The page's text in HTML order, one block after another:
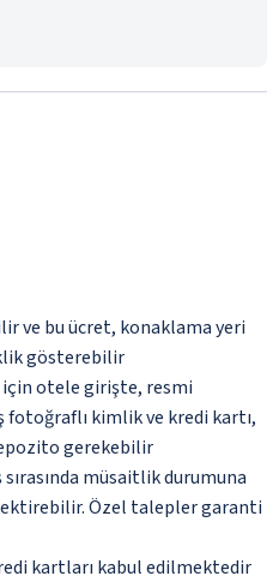
ve bu ücret, konaklama yeri
gösterebilir
için otele girişte, resmi
kimlik ve kredi kartı,
gerekebilir
müsaitlik durumuna
Özel talepler garanti
kartları kabul edilmektedir